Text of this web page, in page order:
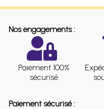
Nos engagements :
Paiement 100%
sécurisé
Paiement sécurisé :